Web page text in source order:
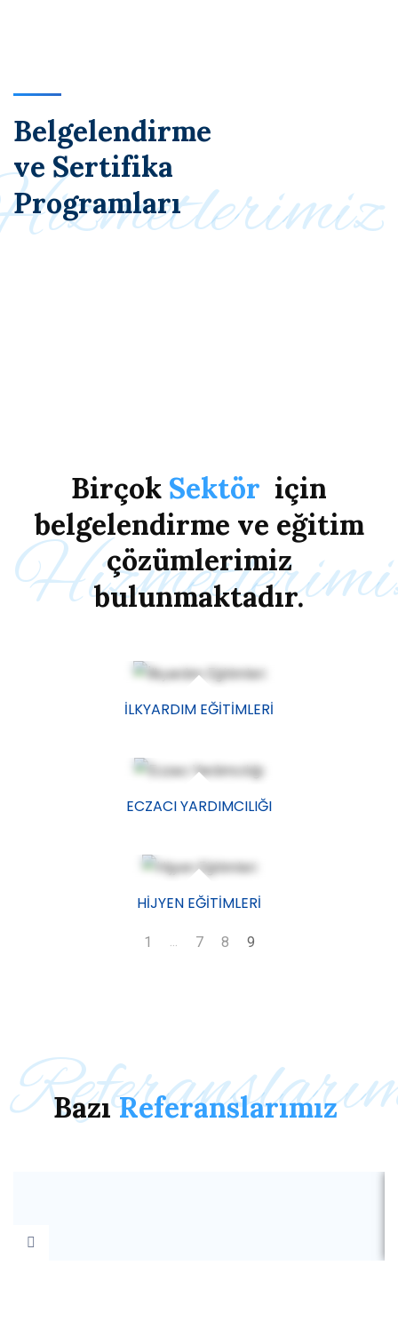
Belgelendirme
ve Sertifika
Programları
Birçok Sektör için
belgelendirme ve eğitim
çözümlerimiz
bulunmaktadır.
İLKYARDIM EĞITIMLERI
ECZACI YARDIMCILIĞI
HIJYEN EĞITIMLERI
1 ... 7 8 9
Bazı Referanslarımız